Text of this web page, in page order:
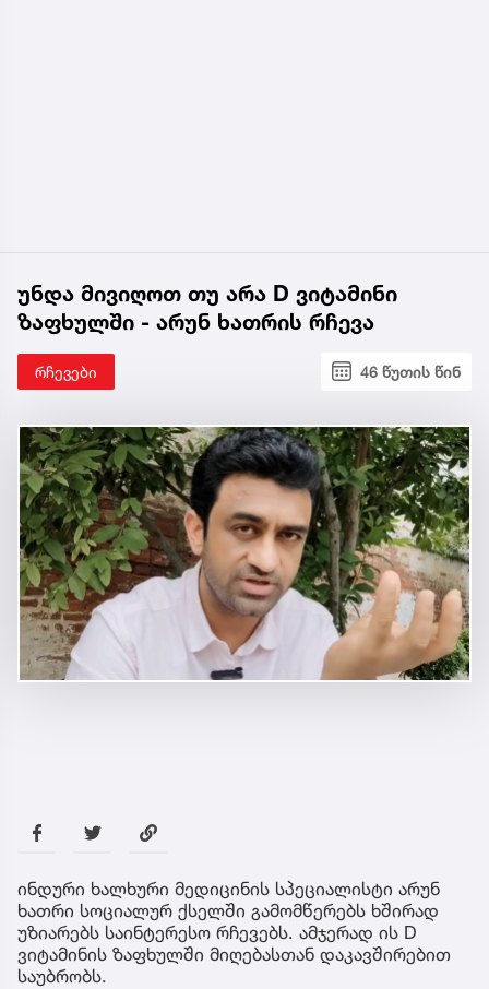
უნდა მივიღოთ თუ არა D ვიტამინი
ზაფხულში - არუნ ხათრის რჩევა
რჩევები 46 წუთის წინ
ინდური ხალხური მედიცინის სპეციალისტი არუნ
ხათრი სოციალურ ქსელში გამომწერებს ხშირად
უზიარებს საინტერესო რჩევებს. ამჯერად ის D
ვიტამინის ზაფხულში მიღებასთან დაკავშირებით
საუბრობს.